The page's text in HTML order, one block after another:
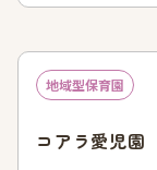
地域型保育園
コアラ愛児園